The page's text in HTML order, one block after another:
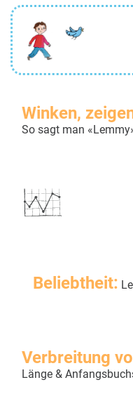
Winken,
So sagt man
Beliebtheit:
Verbreitung
Länge &